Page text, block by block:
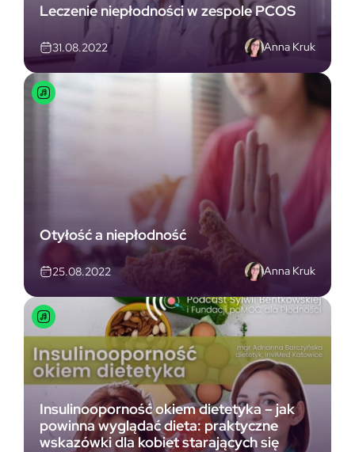
Leczenie niepłodności w zespole PCOS
31.08.2022 Anna Kruk
Otyłość a niepłodność
25.08.2022 Anna Kruk
Insulinooporność okiem dietetyka – jak
powinna wyglądać dieta: praktyczne
wskazówki dla kobiet starających się